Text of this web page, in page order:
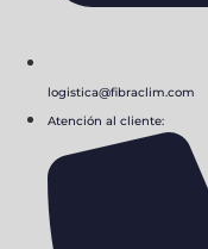
logistica@fibraclim.com
Atención al cliente: